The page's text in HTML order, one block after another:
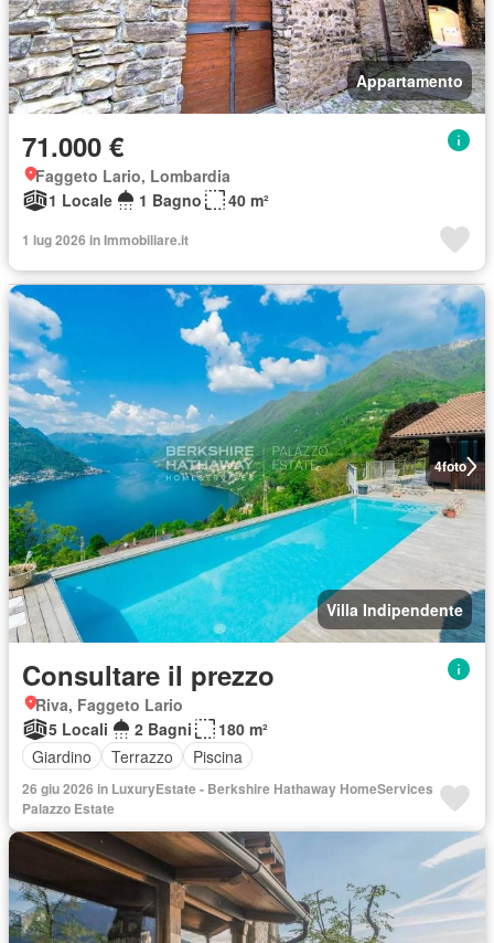
Appartamento
71.000 €
Faggeto Lario, Lombardia
1 Locale
1 Bagno 40 m²
1 lug 2026 in Immobiliare.it
4foto
Villa Indipendente
Consultare il prezzo
Riva, Faggeto Lario
5 Locali
2 Bagni
180 m²
Giardino
Terrazzo Piscina
26 giu 2026 in LuxuryEstate - Berkshire Hathaway HomeServices
Palazzo Estate